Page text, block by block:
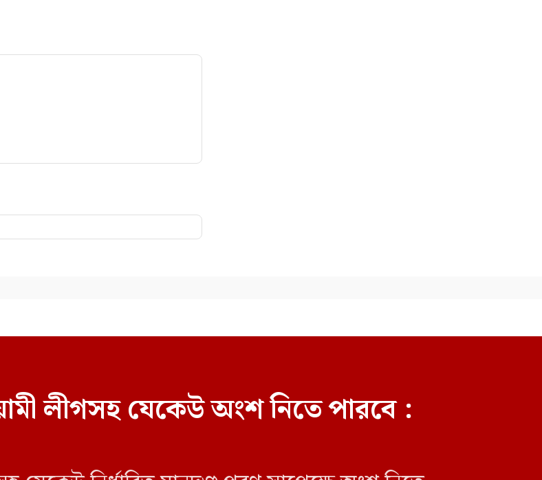
লীগসহ যেকেউ অংশ নিতে পারবে :